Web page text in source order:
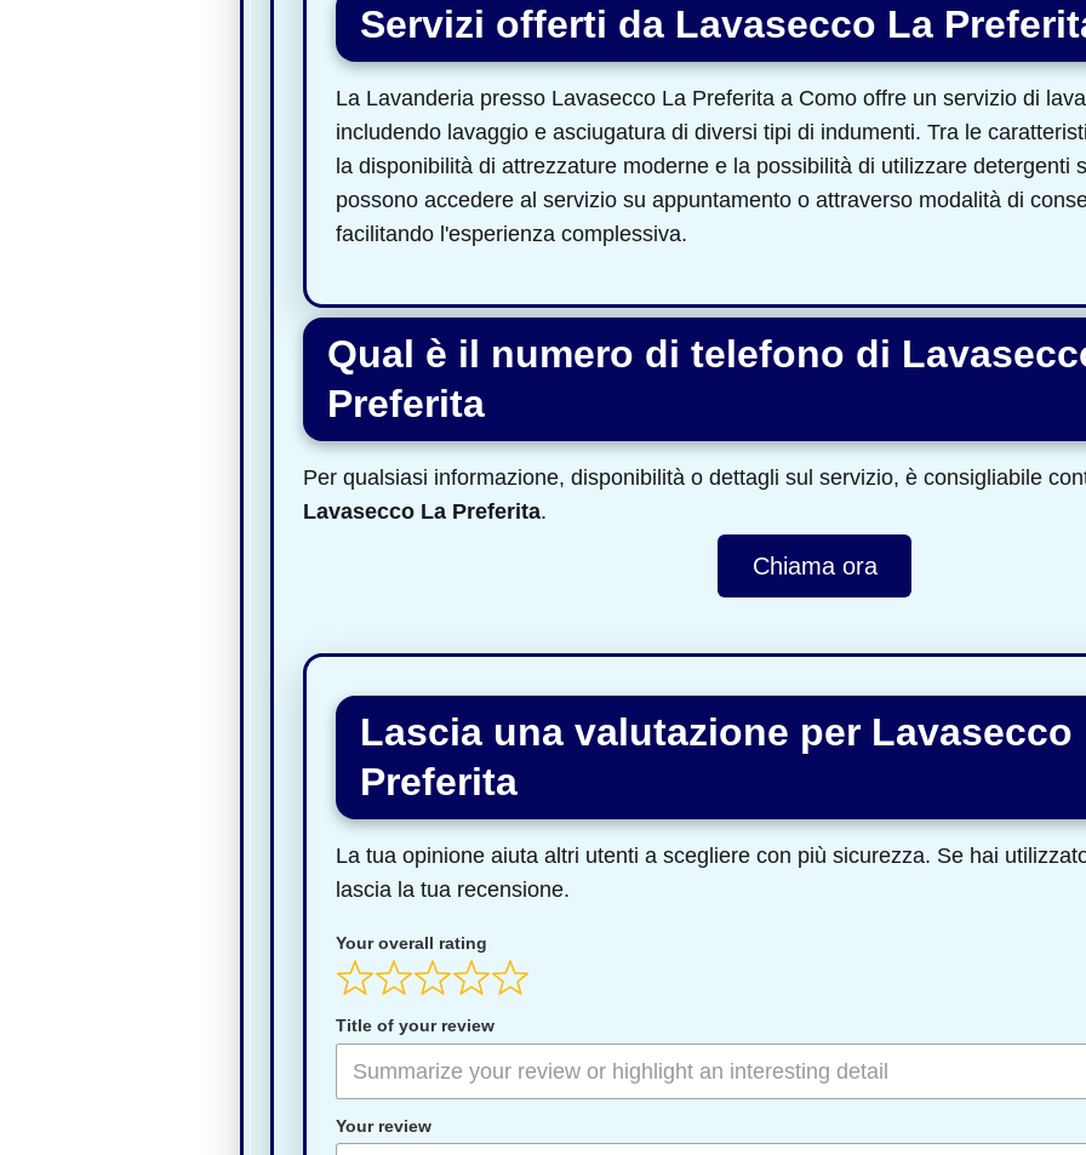
Servizi offerti da Lavasecco La
La Lavanderia presso Lavasecco La Preferita a Como offre un servizio di
includendo lavaggio e asciugatura di diversi tipi di indumenti. Tra le
la disponibilità di attrezzature moderne e la possibilità di utilizzare detergenti
possono accedere al servizio su appuntamento o attraverso modalità di
facilitando l'esperienza complessiva.
Qual è il numero di telefono di
Preferita
Per qualsiasi informazione, disponibilità o dettagli sul servizio, è consigliabile
Lavasecco La Preferita.
Chiama ora
Lascia una valutazione per Lavasecco
Preferita
La tua opinione aiuta altri utenti a scegliere con più sicurezza. Se hai
lascia la tua recensione.
Your overall rating
Title of your review
Your review